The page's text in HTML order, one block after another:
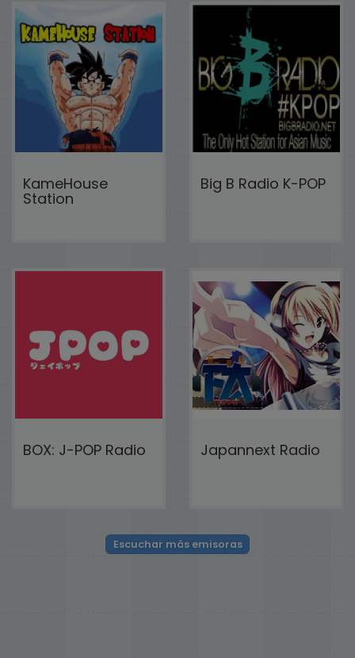
KameHouse
Station
Big B Radio K-POP
BOX: J-POP Radio Japannext Radio
Escuchar más emisoras